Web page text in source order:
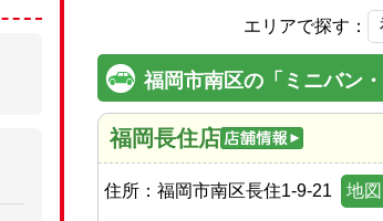
エリアで探す：
福岡市南区の「ミニバン
福岡長住店
住所： 福岡市南区長住1-9-21 地図